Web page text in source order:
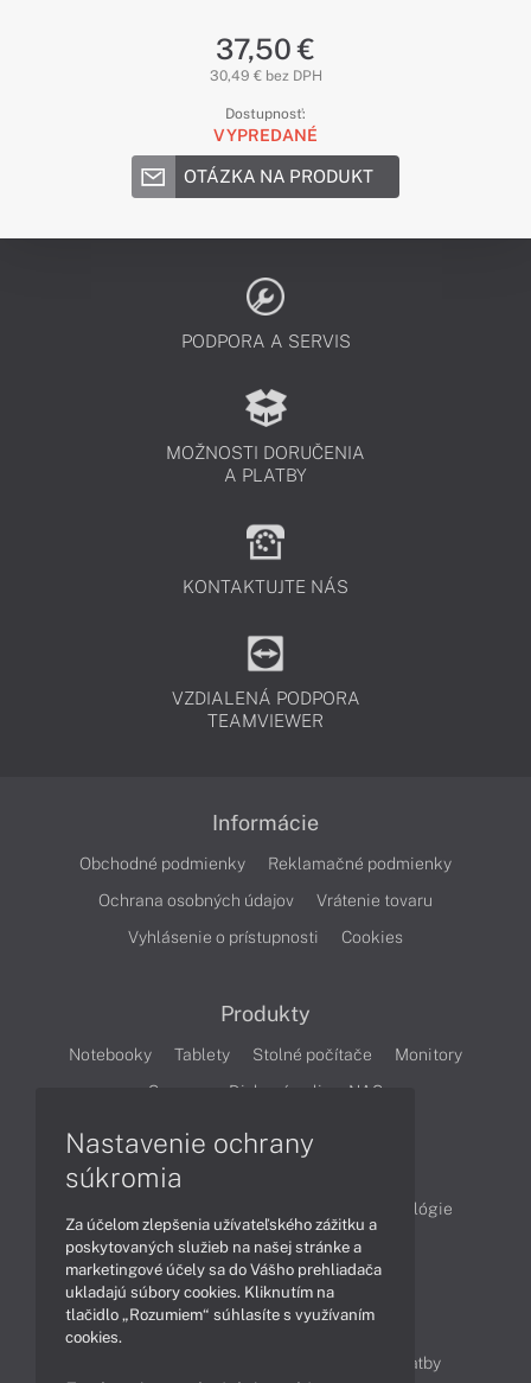
37,50 €
30,49 € bez DPH
Dostupnosť:
VYPREDANÉ
OTÁZKA NA PRODUKT
PODPORA A SERVIS
MOŽNOSTI DORUČENIA
A PLATBY
KONTAKTUJTE NÁS
VZDIALENÁ PODPORA
TEAMVIEWER
Informácie
Obchodné podmienky
Reklamačné podmienky
Ochrana osobných údajov
Vrátenie tovaru
Vyhlásenie o prístupnosti
Cookies
Produkty
Notebooky Tablety Stolné počítače
Monitory
Servery
Diskové polia a NAS
Technológie
Videá
Obsah
Možnosti doručenia a platby
Nastavenie ochrany
súkromia
Za účelom zlepšenia užívateľského zážitku a
poskytovaných služieb na našej stránke a
marketingové účely sa do Vášho prehliadača
ukladajú súbory cookies. Kliknutím na
tlačidlo „Rozumiem“ súhlasíte s využívaním
cookies.